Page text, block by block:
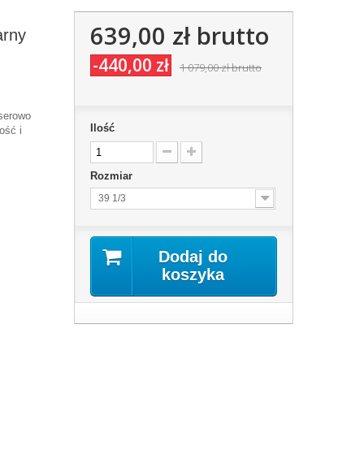
i
639,00 złbrutto
-440,00 zł 1 079,00 złbrutto
Ilość
Rozmiar
39 1/3
Dodaj do
koszyka